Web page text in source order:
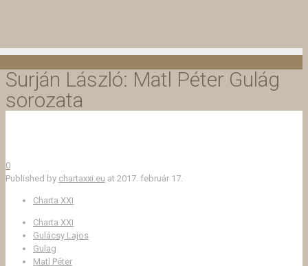
Surján László: Matl Péter Gulág
sorozata
0
Published by chartaxxi.eu at 2017. február 17.
Charta XXI
Charta XXI
Gulácsy Lajos
Gulag
Matl Péter